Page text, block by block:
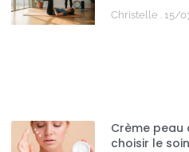
Christelle 15/
Crème peau
choisir le